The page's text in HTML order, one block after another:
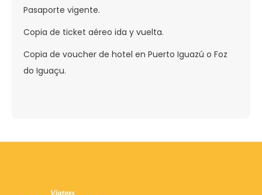
Pasaporte vigente.
Copia de ticket aéreo ida y vuelta.
Copia de voucher de hotel en Puerto Iguazú o Foz
do Iguaçu.